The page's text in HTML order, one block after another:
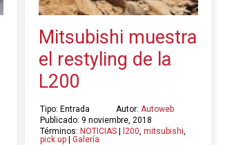
Mitsubishi muestra
el restyling de la
L200
Tipo: Entrada Autor: Autoweb
Publicado: 9 noviembre, 2018
Términos: NOTICIAS l200,mitsubishi,
pick up |Galería